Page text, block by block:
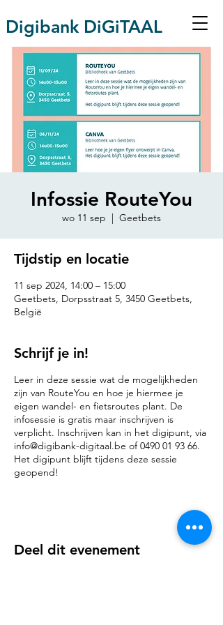
Digibank DiGiTAAL
Infossie RouteYou
wo 11 sep
  |
Geetbets
Tijdstip en locatie
11 sep 2024, 14:00 – 15:00
Geetbets, Dorpsstraat 5, 3450 Geetbets,
België
Schrijf je in!
Leer in deze sessie wat de mogelijkheden
zijn van RouteYou en hoe je hiermee je
eigen wandel- en fietsroutes plant. De
infosessie is gratis maar inschrijven is
verplicht. Inschrijven kan in het digipunt, via
info@digibank-digitaal.be of 0490 01 93 66.
Het digipunt blijft tijdens deze sessie
geopend!
Deel dit evenement